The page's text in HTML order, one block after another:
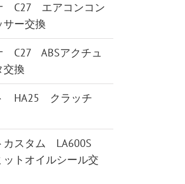
C27 エアコンコン
サー交換
C27 ABSアクチュ
交換
HA25 クラッチ
カスタム LA600S
ットオイルシール交